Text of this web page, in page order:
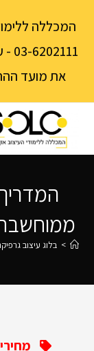
המכללה
את מועד
> בלוג עיצוב